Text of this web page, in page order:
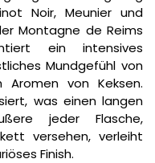
Noir, Meunier und
Montagne de Reims
ein intensives
Mundgefühl von
von Keksen.
was einen langen
jeder Flasche,
versehen, verleiht
Finish.